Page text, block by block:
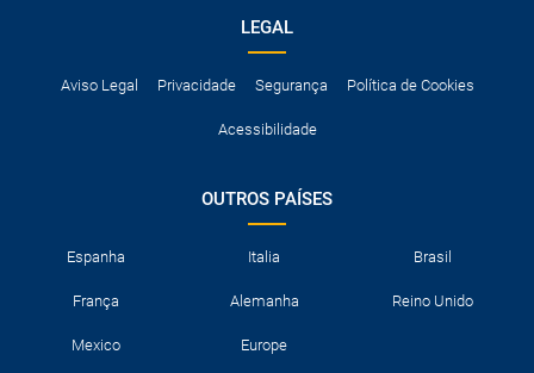
LEGAL
Aviso Legal Privacidade Segurança Política de Cookies
Acessibilidade
OUTROS PAÍSES
Espanha Italia Brasil
França Alemanha Reino Unido
Mexico Europe